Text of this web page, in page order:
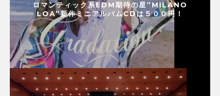
ロマンティック系EDM期待の星”MILANO
LOA”新作ミニアルバムCDは５００円！